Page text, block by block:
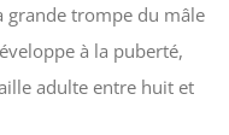
grande trompe du mâle
à la puberté,
adulte entre huit et